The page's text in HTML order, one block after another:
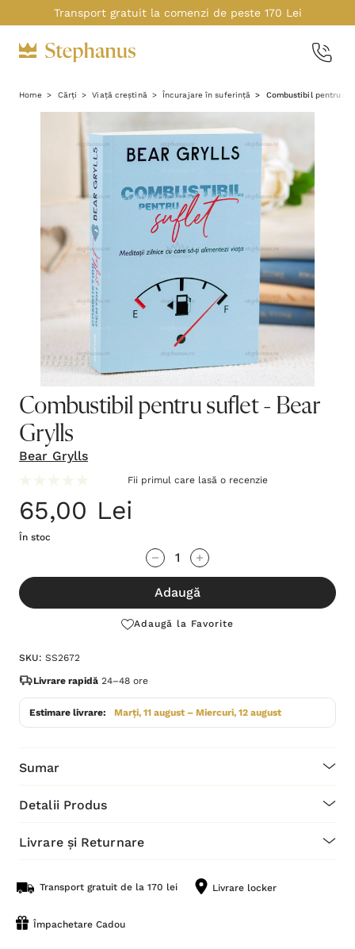
Transport gratuit la comenzi de peste 170 Lei
Home Cărți Viață creștină Încurajare în suferință Combustibil pentru
Combustibil pentru suflet - Bear
Grylls
Bear Grylls
Fii primul care lasă o recenzie
65,00 Lei
În stoc
te!
Stocul
Adaugă
Adaugă la Favorite
SKU: SS2672
Livrare rapidă 24–48 ore
Estimare livrare: Marți, 11 august – Miercuri, 12 august
Sumar
Detalii Produs
Livrare și Returnare
Transport gratuit de la 170 lei Livrare locker
Împachetare Cadou